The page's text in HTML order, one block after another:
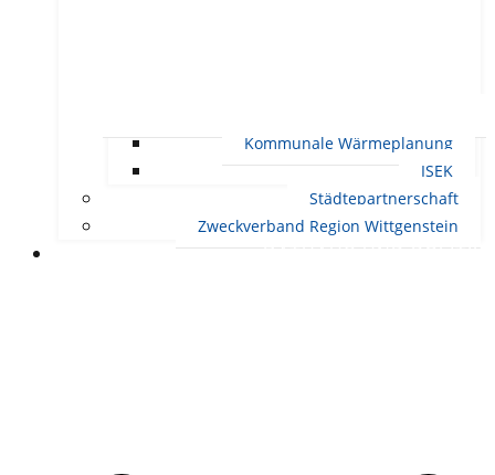
Kommunale Wärmeplanung
ISEK
Städtepartnerschaft
Zweckverband Region Wittgenstein
RATHAUS UND POLITIK